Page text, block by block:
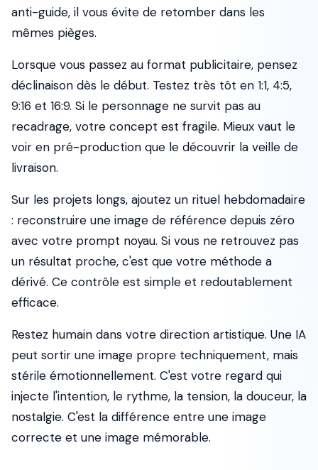
anti-guide, il vous évite de retomber dans les
mêmes pièges.
Lorsque vous passez au format publicitaire, pensez
déclinaison dès le début. Testez très tôt en 1:1, 4:5,
9:16 et 16:9. Si le personnage ne survit pas au
recadrage, votre concept est fragile. Mieux vaut le
voir en pré-production que le découvrir la veille de
livraison.
Sur les projets longs, ajoutez un rituel hebdomadaire
: reconstruire une image de référence depuis zéro
avec votre prompt noyau. Si vous ne retrouvez pas
un résultat proche, c'est que votre méthode a
dérivé. Ce contrôle est simple et redoutablement
efficace.
Restez humain dans votre direction artistique. Une IA
peut sortir une image propre techniquement, mais
stérile émotionnellement. C'est votre regard qui
injecte l'intention, le rythme, la tension, la douceur, la
nostalgie. C'est la différence entre une image
correcte et une image mémorable.